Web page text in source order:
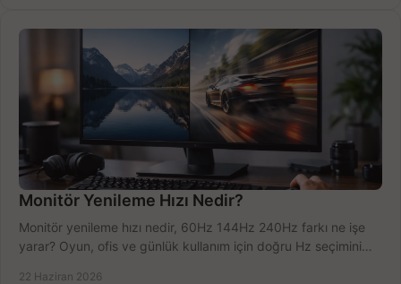
Monitör Yenileme Hızı Nedir?
Monitör yenileme hızı nedir, 60Hz 144Hz 240Hz farkı ne işe
yarar? Oyun, ofis ve günlük kullanım için doğru Hz seçimini
22 Haziran 2026